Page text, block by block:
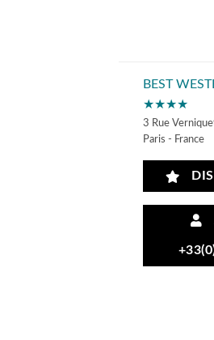
BEST
★★★★
3 Rue
Paris - France